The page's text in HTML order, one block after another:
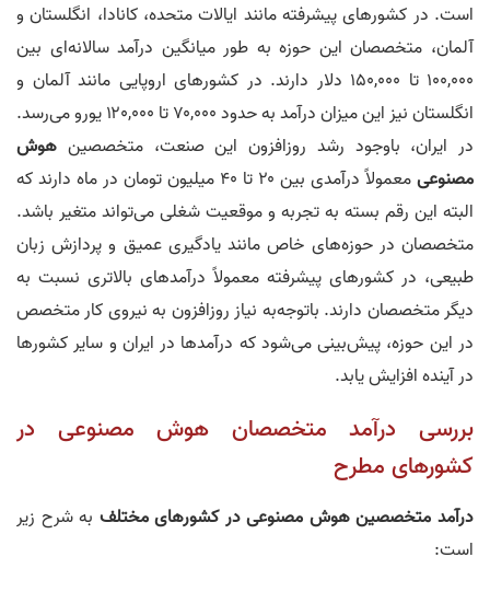
است. در کشورهای پیشرفته مانند ایالات متحده، کانادا، انگلستان و
آلمان، متخصصان این حوزه به طور میانگین درآمد سالانه‌ای بین
۱۰۰,۰۰۰ تا ۱۵۰,۰۰۰ دلار دارند. در کشورهای اروپایی مانند آلمان و
انگلستان نیز این میزان درآمد به حدود ۷۰,۰۰۰ تا ۱۲۰,۰۰۰ یورو می‌رسد.
در ایران، باوجود رشد روزافزون این صنعت، متخصصین هوش
مصنوعی
معمولاً درآمدی بین ۲۰ تا ۴۰ میلیون تومان در ماه دارند که
البته این رقم بسته به تجربه و موقعیت شغلی می‌تواند متغیر باشد.
متخصصان در حوزه‌های خاص مانند یادگیری عمیق و پردازش زبان
طبیعی، در کشورهای پیشرفته معمولاً درآمدهای بالاتری نسبت به
دیگر متخصصان دارند. باتوجه‌به نیاز روزافزون به نیروی کار متخصص
در این حوزه، پیش‌بینی می‌شود که درآمدها در ایران و سایر کشورها
در آینده افزایش یابد.
بررسی درآمد متخصصان هوش مصنوعی در
کشورهای مطرح
درآمد متخصصین هوش مصنوعی در کشورهای مختلف به شرح زیر
است: